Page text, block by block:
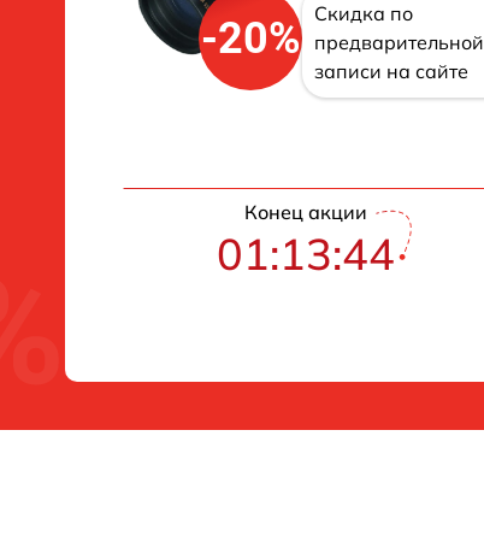
-20%
Скидка по
предварительной
записи на сайте
Конец акции
01:13:42